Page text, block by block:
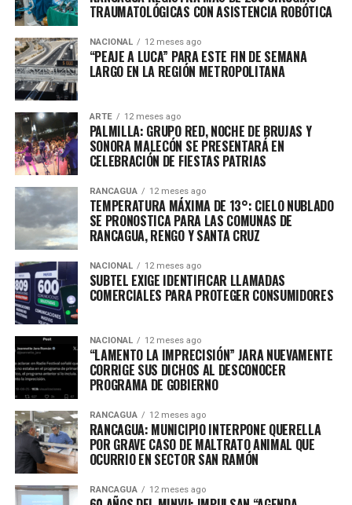
TRAUMATOLÓGICAS CON ASISTENCIA ROBÓTICA
NACIONAL 12 meses ago
“PEAJE A LUCA” PARA ESTE FIN DE SEMANA
LARGO EN LA REGIÓN METROPOLITANA
ARTE 12 meses ago
PALMILLA: GRUPO RED, NOCHE DE BRUJAS Y
SONORA MALECÓN SE PRESENTARÁ EN
CELEBRACIÓN DE FIESTAS PATRIAS
RANCAGUA 12 meses ago
TEMPERATURA MÁXIMA DE 13°: CIELO NUBLADO
SE PRONOSTICA PARA LAS COMUNAS DE
RANCAGUA, RENGO Y SANTA CRUZ
NACIONAL 12 meses ago
SUBTEL EXIGE IDENTIFICAR LLAMADAS
COMERCIALES PARA PROTEGER CONSUMIDORES
NACIONAL 12 meses ago
“LAMENTO LA IMPRECISIÓN” JARA NUEVAMENTE
CORRIGE SUS DICHOS AL DESCONOCER
PROGRAMA DE GOBIERNO
RANCAGUA 12 meses ago
RANCAGUA: MUNICIPIO INTERPONE QUERELLA
POR GRAVE CASO DE MALTRATO ANIMAL QUE
OCURRIO EN SECTOR SAN RAMÓN
RANCAGUA 12 meses ago